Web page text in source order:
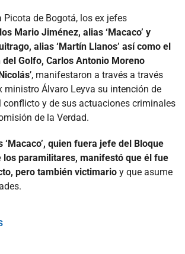
Picota de Bogotá, los ex jefes
Mario Jiménez, alias ‘Macaco’ y
alias ‘Martín Llanos’ así como el
Golfo, Carlos Antonio Moreno
’, manifestaron a través a través
ministro Álvaro Leyva su intención de
conflicto y de sus actuaciones criminales
de la Verdad.
‘Macaco’, quien fuera jefe del Bloque
los paramilitares, manifestó que él fue
pero también victimario y que asume